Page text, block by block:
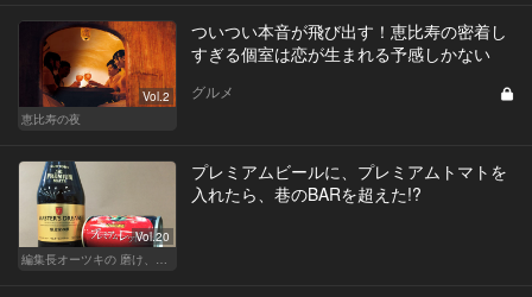
Vol.2
恵比寿の夜
ついつい本音が飛び出す！恵比寿の密着し
すぎる個室は恋が生まれる予感しかない
グルメ
Vol.20
プレミアムビールに、プレミアムトマトを
入れたら、巷のBARを超えた!?